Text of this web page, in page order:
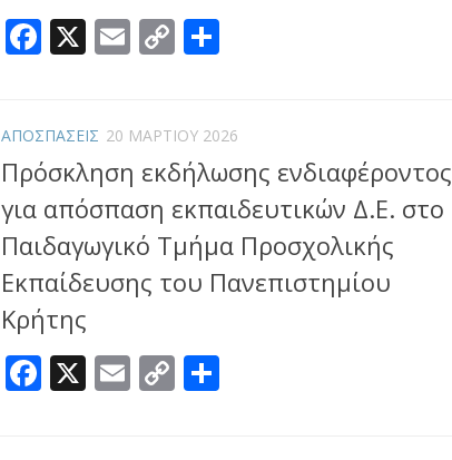
Facebook
X Email
Copy
ΑΠΟΣΠΑΣΕΙΣ 20 ΜΑΡΤΊΟΥ 2026
Πρόσκληση εκδήλωσης ενδιαφέροντος
για απόσπαση εκπαιδευτικών Δ.Ε. στο
Παιδαγωγικό Τμήμα Προσχολικής
Εκπαίδευσης του Πανεπιστημίου
Κρήτης
Facebook
X Email
Copy